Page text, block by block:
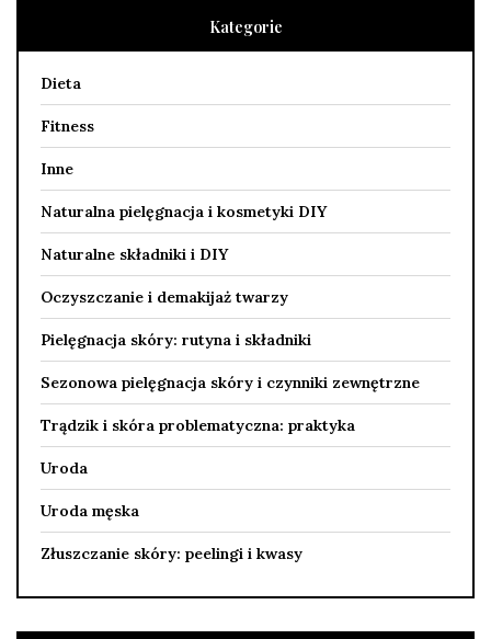
Kategorie
Dieta
Fitness
Inne
Naturalna pielęgnacja i kosmetyki DIY
Naturalne składniki i DIY
Oczyszczanie i demakijaż twarzy
Pielęgnacja skóry: rutyna i składniki
Sezonowa pielęgnacja skóry i czynniki zewnętrzne
Trądzik i skóra problematyczna: praktyka
Uroda
Uroda męska
Złuszczanie skóry: peelingi i kwasy